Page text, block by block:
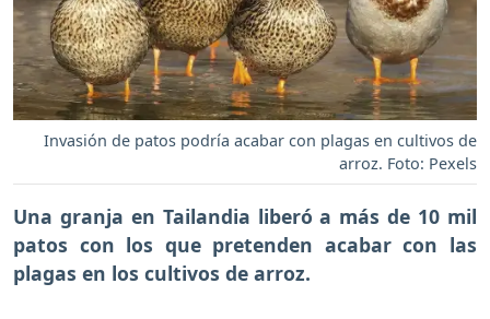
Invasión de patos podría acabar con plagas en cultivos de
arroz. Foto: Pexels
Una granja en Tailandia liberó a más de 10 mil
patos con los que pretenden acabar con las
plagas en los cultivos de arroz.